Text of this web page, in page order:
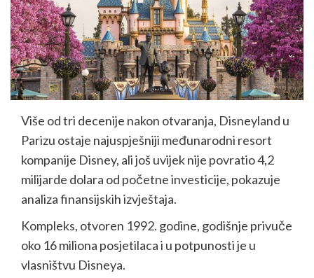
Više od tri decenije nakon otvaranja, Disneyland u
Parizu ostaje najuspješniji međunarodni resort
kompanije Disney, ali još uvijek nije povratio 4,2
milijarde dolara od početne investicije, pokazuje
analiza finansijskih izvještaja.
Kompleks, otvoren 1992. godine, godišnje privuče
oko 16 miliona posjetilaca i u potpunosti je u
vlasništvu Disneya.